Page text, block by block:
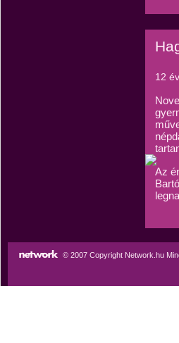
12
Az
© 2007 Copyright Network.hu